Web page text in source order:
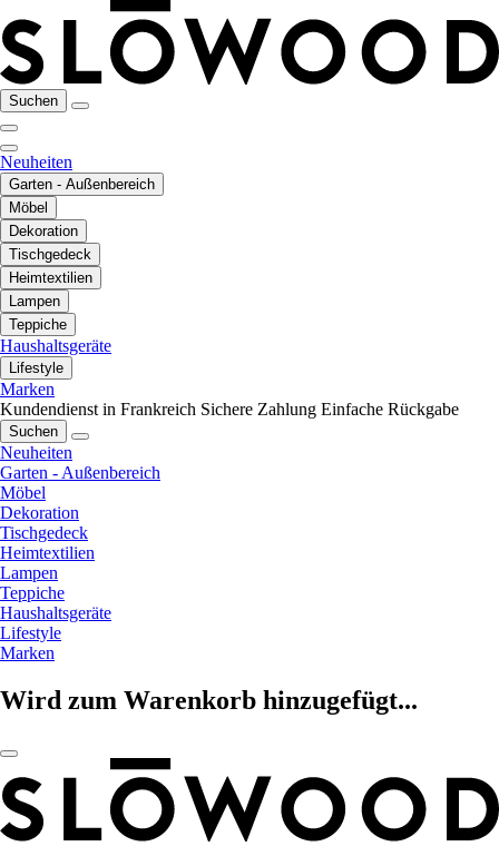
Suchen
Neuheiten
Garten - Außenbereich
Möbel
Dekoration
Tischgedeck
Heimtextilien
Lampen
Teppiche
Haushaltsgeräte
Lifestyle
Marken
Kundendienst in Frankreich Sichere Zahlung Einfache Rückgabe
Suchen
Neuheiten
Garten - Außenbereich
Möbel
Dekoration
Tischgedeck
Heimtextilien
Lampen
Teppiche
Haushaltsgeräte
Lifestyle
Marken
Wird zum Warenkorb hinzugefügt...